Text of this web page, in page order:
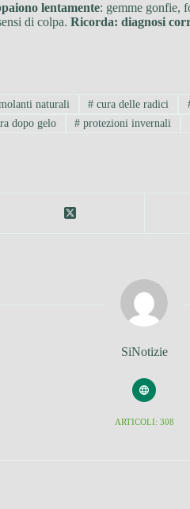
lentamente: gemme gonfie,
di colpa. Ricorda: diagnosi
naturali # cura delle radici
dopo gelo # protezioni invernali
SiNotizie
ARTICOLI: 308